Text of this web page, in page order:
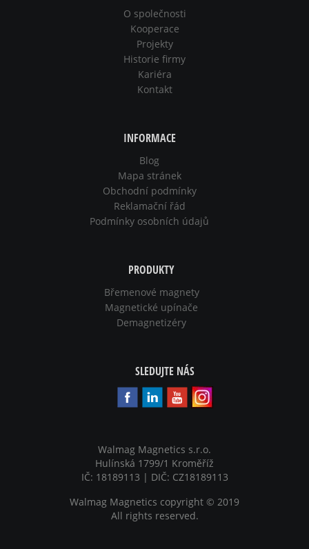
O společnosti
Kooperace
Projekty
Historie firmy
Kariéra
Kontakt
INFORMACE
Blog
Mapa stránek
Obchodní podmínky
Reklamační řád
Podmínky osobních údajů
PRODUKTY
Břemenové magnety
Magnetické upínače
Demagnetizéry
SLEDUJTE NÁS
Walmag Magnetics s.r.o.
Hulínská 1799/1 Kroměříž
IČ: 18189113 | DIČ: CZ18189113
Walmag Magnetics copyright © 2019
All rights reserved.